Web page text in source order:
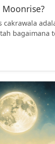
bagaimana